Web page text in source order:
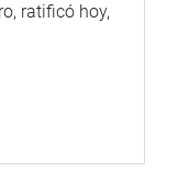
ratificó hoy,